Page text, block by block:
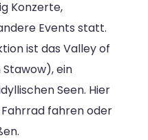
Konzerte,
Events statt.
ist das Valley of
ein
Seen. Hier
fahren oder